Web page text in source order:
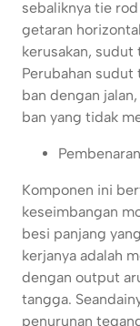
sebaliknya tie
getaran
kerusakan, sudut
Perubahan
ban dengan
ban yang tidak
Komponen ini
keseimbangan
besi panjang
kerjanya adalah
dengan output
tangga.
penurunan